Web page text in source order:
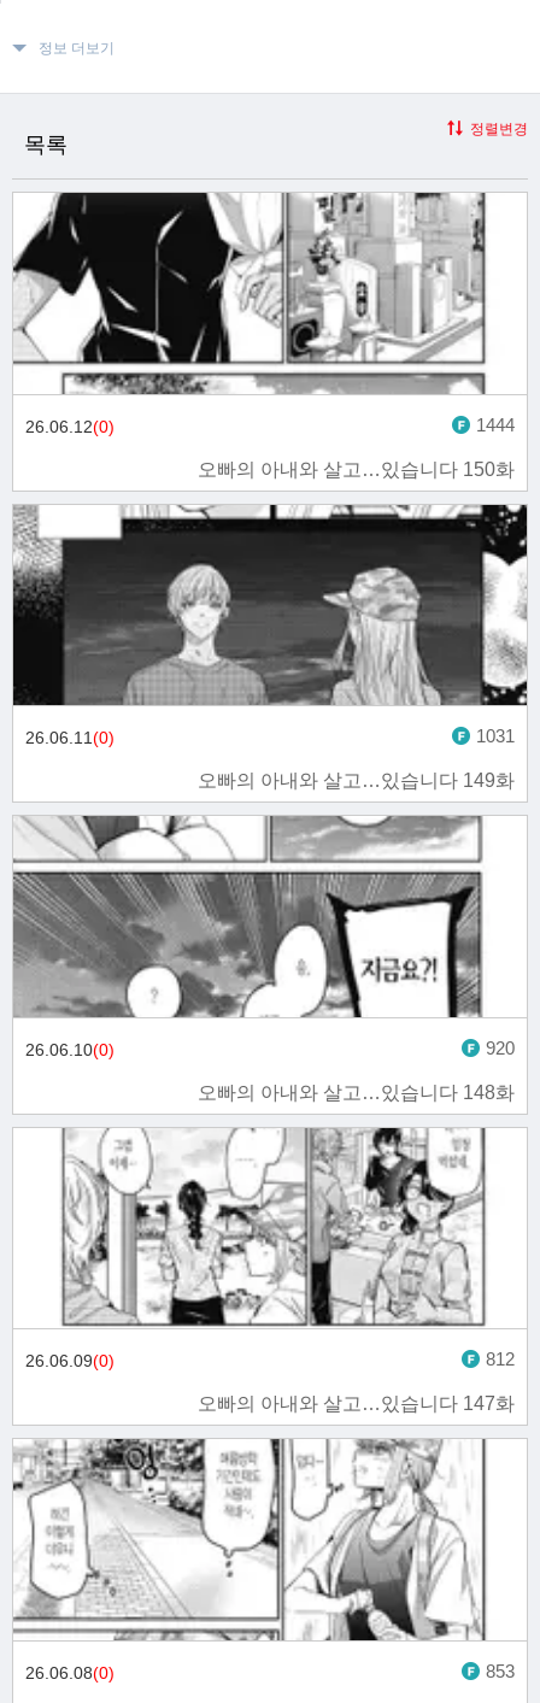
정보 더보기
목록
정렬변경
오빠의 아내와 살고…있습니다 150화
26.06.12(0) 1444
오빠의 아내와 살고…있습니다 149화
26.06.11(0) 1031
오빠의 아내와 살고…있습니다 148화
26.06.10(0) 920
오빠의 아내와 살고…있습니다 147화
26.06.09(0) 812
26.06.08(0) 853